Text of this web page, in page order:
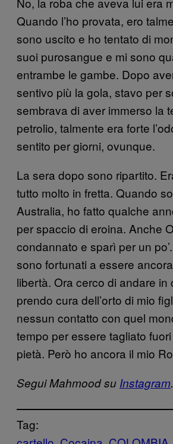
Quando l’ho provata, ero
sono uscito e ho tentato di
suoi purosangue e mi sono
entrambe le gambe. Dopo
sentivo più la gola, stavo per
sembrava di aver immerso la
petrolio, talmente era forte
sentito per giorni, ovunque.
La sera dopo sono ripartito.
tutto molto in fretta. Quando
Australia, ho fatto qualche
per spaccio di eroina. Anche
condannato e sparì per un
sono fortunati a essere
libertà. Ora cerco di andare in
prendo cura dell’orto di mio
nessun contatto con quel
tempo per essere tagliato
pietà. Però ho ancora il mio
Segui Mahmood su Instagram.
Tag: